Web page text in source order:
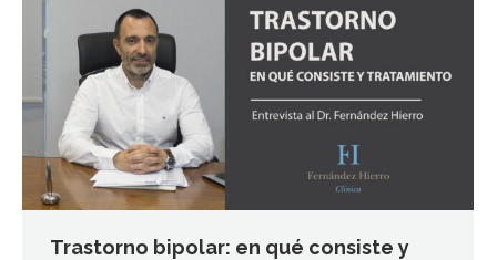
Trastorno bipolar: en qué consiste y